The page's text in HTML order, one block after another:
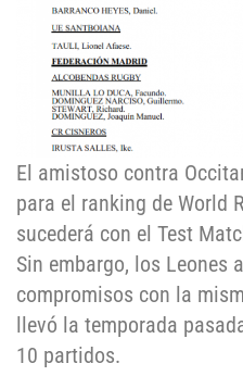
El amistoso contra
para el ranking de World
sucederá con el Test
Sin embargo, los Leones
compromisos con la
llevó la temporada
10 partidos.